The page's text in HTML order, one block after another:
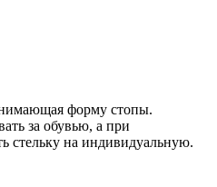
форму стопы.
за обувью, а при
стельку на индивидуальную.